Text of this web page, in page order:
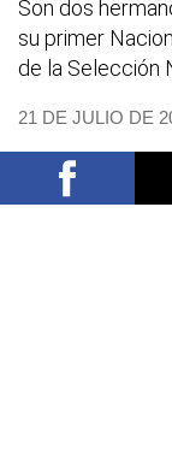
Son dos
su primer
de la Selección
21 DE JULIO DE